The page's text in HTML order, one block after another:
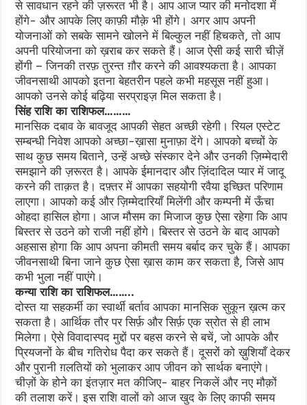
से सावधान रहने की ज़रूरत भी है। आप आज प्यार की मनोदशा में
होंगे- और आपके लिए काफ़ी मौक़े भी होंगे। अगर आप अपनी
योजनाओं को सबके सामने खोलने में बिल्कुल नहीं हिचकते, तो आप
अपनी परियोजना को ख़राब कर सकते हैं। आज ऐसी कई सारी चीज़ें
होंगी – जिनकी तरफ़ तुरन्त ग़ौर करने की आवश्यकता है। आपका
जीवनसाथी आपको इतना बेहतरीन पहले कभी महसूस नहीं हुआ।
आपको उनसे कोई बढ़िया सरप्राइज़ मिल सकता है।
सिंह राशि का राशिफल………
मानसिक दबाव के बावजूद आपकी सेहत अच्छी रहेगी। रियल एस्टेट
सम्बन्धी निवेश आपको अच्छा-ख़ासा मुनाफ़ा देंगे। आपको बच्चों के
साथ कुछ समय बिताने, उन्हें अच्छे संस्कार देने और उनकी ज़िम्मेदारी
समझाने की ज़रूरत है। आपके ईमानदार और ज़िंदादिल प्यार में जादू
करने की ताक़त है। दफ़्तर में आपका सहयोगी रवैया इच्छित परिणाम
लाएगा। आपको कई और ज़िम्मेदारियाँ मिलेंगी और कम्पनी में ऊँचा
ओहदा हासिल होगा। आज मौसम का मिजाज कुछ ऐसा रहेगा कि आप
बिस्तर से उठने को राजी नहीं होंगे। बिस्तर से उठने के बाद आपको
अहसास होगा कि आप अपना कीमती समय बर्बाद कर चुके हैं। आपका
जीवनसाथी बिना जाने कुछ ऐसा ख़ास काम कर सकता है, जिसे आप
कभी भुला नहीं पाएंगे।
कन्या राशि का राशिफल……..
दोस्त या सहकर्मी का स्वार्थी बर्ताव आपका मानसिक सुकून ख़त्म कर
सकता है। आर्थिक तौर पर सिर्फ़ और सिर्फ़ एक स्रोत से ही लाभ
मिलेगा। ऐसे विवादास्पद मुद्दों पर बहस करने से बचें, जो आपके और
प्रियजनों के बीच गतिरोध पैदा कर सकते हैं। दूसरों को ख़ुशियाँ देकर
और पुरानी ग़लतियों को भुलाकर आप जीवन को सार्थक बनाएंगे।
चीज़ों के होने का इंतज़ार मत कीजिए- बाहर निकलें और नए मौक़ों
की तलाश करें। इस राशि वालों को आज खुद के लिए काफी समय